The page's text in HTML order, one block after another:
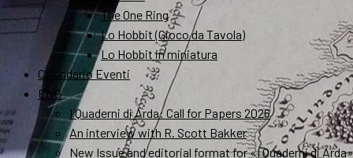
The One Ring
Lo Hobbit (Gioco da Tavola)
Lo Hobbit in miniatura
Calendario Eventi
ENG
I Quaderni di Arda: Call for Papers 2026
An interview with R. Scott Bakker
New Issue and editorial format for «I Quaderni di Arda»